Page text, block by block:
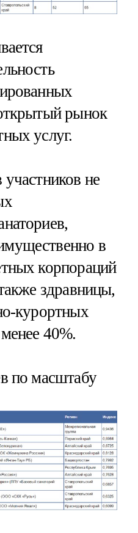
рынок
услуг.
не
в
корпораций
здравницы,
курортных
40%.
по масштабу